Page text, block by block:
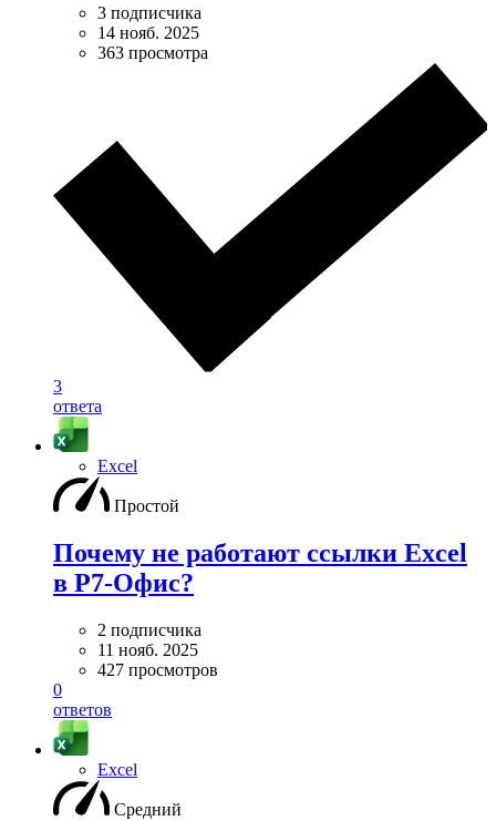
3 подписчика
14 нояб. 2025
363 просмотра
3
ответа
Excel
Простой
Почему не работают ссылки Excel
в Р7-Офис?
2 подписчика
11 нояб. 2025
427 просмотров
0
ответов
Excel
Средний